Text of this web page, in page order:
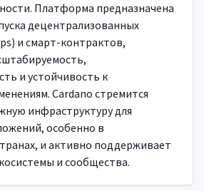
Платформа предназначена
децентрализованных
и смарт-контрактов,
и устойчивость к
Cardano стремится
инфраструктуру для
особенно в
и активно поддерживает
и сообщества.